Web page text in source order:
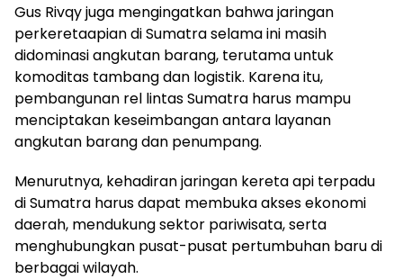
Gus Rivqy juga mengingatkan bahwa jaringan
perkeretaapian di Sumatra selama ini masih
didominasi angkutan barang, terutama untuk
komoditas tambang dan logistik. Karena itu,
pembangunan rel lintas Sumatra harus mampu
menciptakan keseimbangan antara layanan
angkutan barang dan penumpang.
Menurutnya, kehadiran jaringan kereta api terpadu
di Sumatra harus dapat membuka akses ekonomi
daerah, mendukung sektor pariwisata, serta
menghubungkan pusat-pusat pertumbuhan baru di
berbagai wilayah.